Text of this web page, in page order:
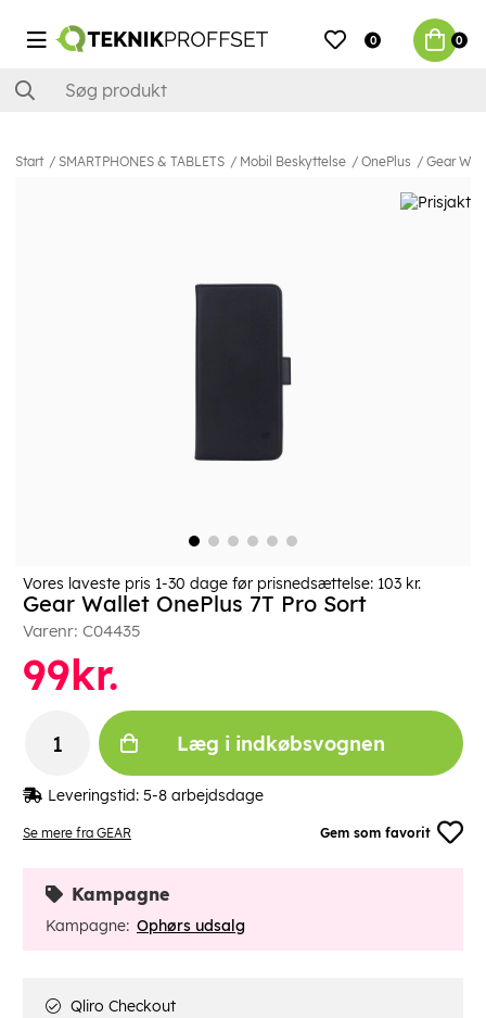
0 0
Start SMARTPHONES & TABLETS Mobil Beskyttelse OnePlus Gear
Se mere fra GEAR Gem som favorit
Gear Wallet OnePlus 7T Pro Sort
Varenr: C04435
99kr.
Vores laveste pris 1-30 dage før prisnedsættelse: 103 kr.
Læg i indkøbsvognen
Leveringstid: 5-8 arbejdsdage
Kampagne
Kampagne: Ophørs udsalg
Qliro Checkout